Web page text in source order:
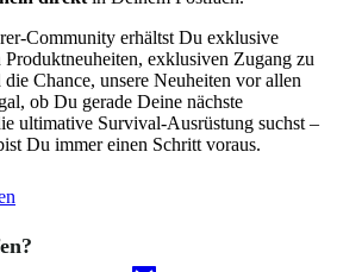
Community erhältst Du exklusive
exklusiven Zugang zu
Chance, unsere Neuheiten vor allen
ob Du gerade Deine nächste
ultimative Survival-Ausrüstung suchst –
Du immer einen Schritt voraus.